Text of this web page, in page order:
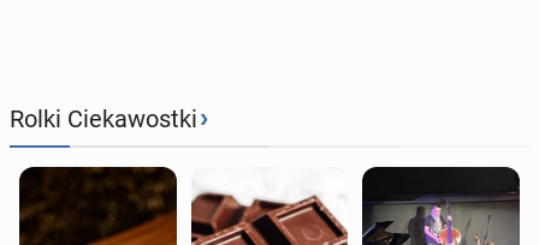
Rolki Ciekawostki›